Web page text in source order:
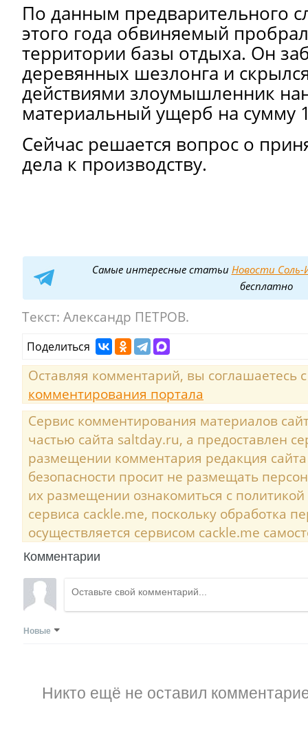
По данным предварительного
этого года обвиняемый
территории базы отдыха. Он
деревянных шезлонга и
действиями злоумышленник
материальный ущерб на сумму
Сейчас решается вопрос о
дела к производству.
Самые интересные статьи Новости Соль-
бесплатно
Текст: Александр ПЕТРОВ.
Поделиться
Оставляя комментарий, вы соглашаетесь
комментирования портала
Сервис комментирования материалов
частью сайта saltday.ru, а предоставлен
размещении комментария редакция
безопасности просит не размещать
их размещении ознакомиться с
сервиса cackle.me, поскольку обработка
осуществляется сервисом cackle.me
Комментарии
Новые
Никто ещё не оставил